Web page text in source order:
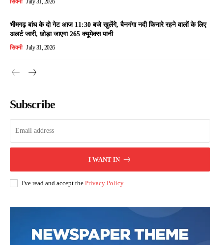
सिवनी July 31, 2026
भीमगढ़ बांध के दो गेट आज 11:30 बजे खुलेंगे, बैनगंगा नदी किनारे रहने वालों के लिए
अलर्ट जारी, छोड़ा जाएगा 265 क्यूमेक्स पानी
सिवनी July 31, 2026
Subscribe
I WANT IN
I've read and accept the Privacy Policy.